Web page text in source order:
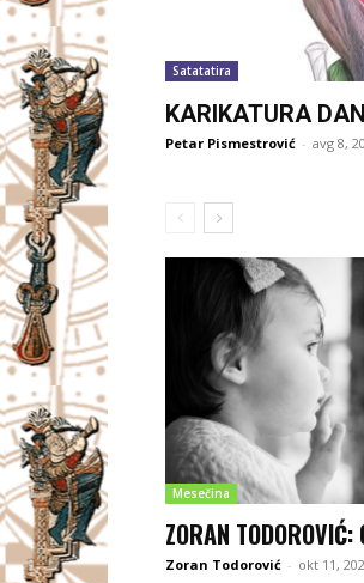
Satatatira
KARIKATURA
Petar Pismestrović - avg 8,
Mesečina
ZORAN TODOROVIĆ:
Zoran Todorović - okt 11,